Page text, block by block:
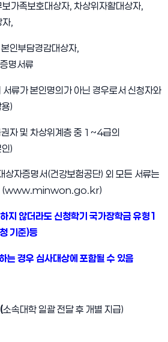
보가족보호대상자, 차상위자활대상자,
자,
경감대상자,
명서류
서류가 본인명의가 아닌 경우로서 신청자와
)
자 및 차상위계층 중 1~4급의
)
자증명서(건강보험공단) 외 모든 서류는
www.minwon.go.kr)
지 않더라도 신청학기 국가장학금 유형1
기준)등
는 경우 심사대상에 포함될 수 있음
소속대학 일괄 전달 후 개별 지급)